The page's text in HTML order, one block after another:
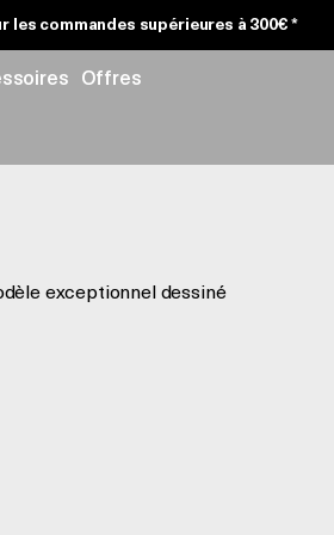
les commandes supérieures à 300€ *
Offres
exceptionnel dessiné